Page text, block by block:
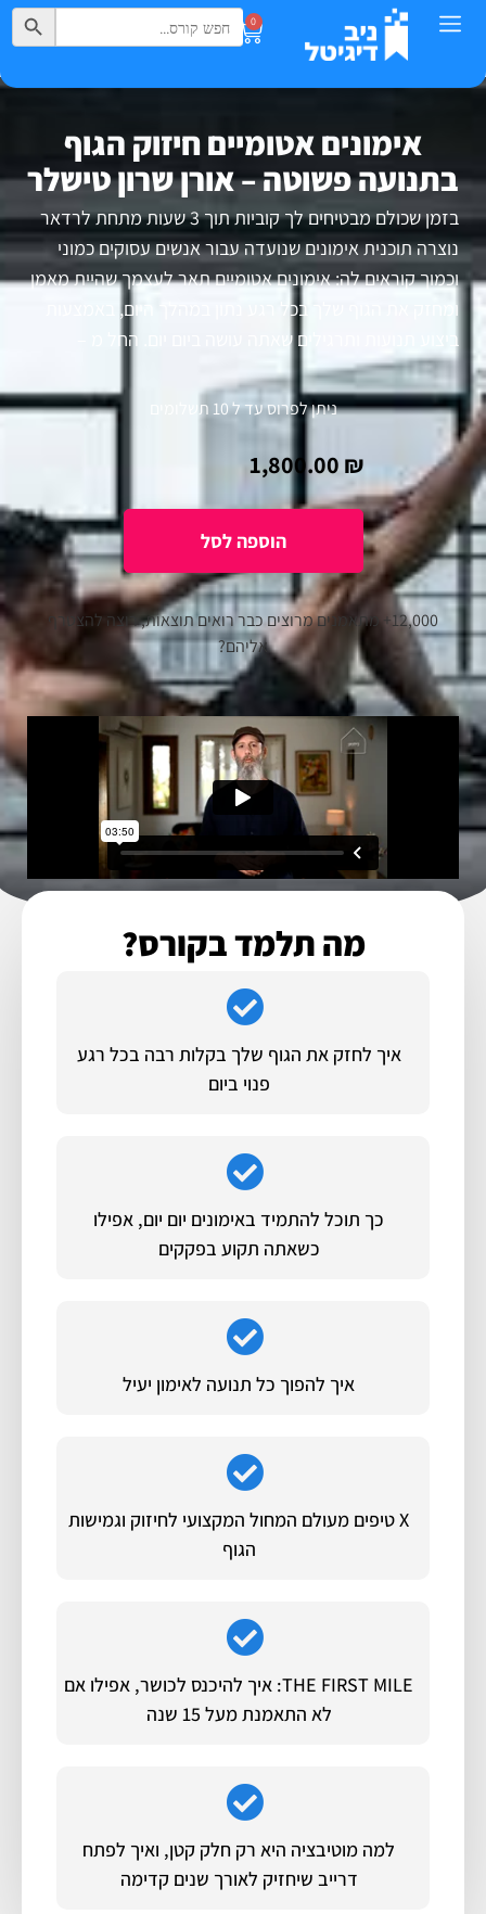
0
Search
for:
Search Button
אימונים אטומיים חיזוק הגוף
בתנועה פשוטה – אורן שרון טישלר
בזמן שכולם מבטיחים לך קוביות תוך 3 שעות מתחת לרדאר
נוצרה תוכנית אימונים שנועדה עבור אנשים עסוקים כמוני
וכמוך קוראים לה: אימונים אטומיים תאר לעצמך שהיית מאמן
ומחזק את הגוף שלך בכל רגע נתון במהלך היום, באמצעות
ביצוע תנועות ותרגילים שאתה עושה ביום יום. החל מ –
ניתן לפרוס עד ל 10 תשלומים
1,800.00 ₪
12,000+ מתאמנים מרוצים כבר רואים תוצאות, רוצה להצטרף
אליהם?
מה תלמד בקורס?
איך לחזק את הגוף שלך בקלות רבה בכל רגע
פנוי ביום
כך תוכל להתמיד באימונים יום יום, אפילו
כשאתה תקוע בפקקים
איך להפוך כל תנועה לאימון יעיל
X טיפים מעולם המחול המקצועי לחיזוק וגמישות
הגוף
THE FIRST MILE: איך להיכנס לכושר, אפילו אם
לא התאמנת מעל 15 שנה
למה מוטיבציה היא רק חלק קטן, ואיך לפתח
דרייב שיחזיק לאורך שנים קדימה